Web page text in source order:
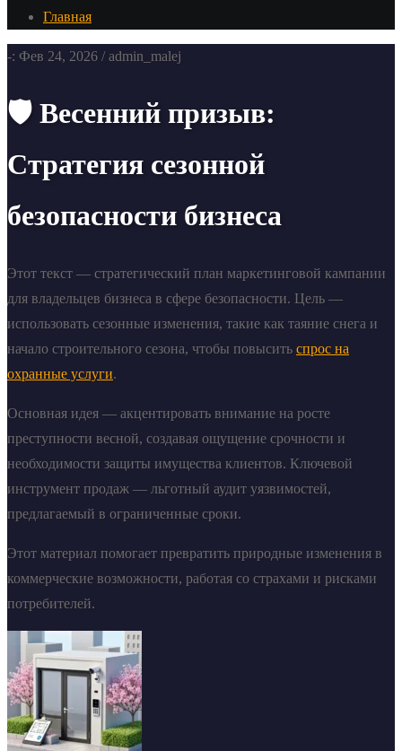
Главная
-: Фев 24, 2026 / admin_malej
🛡️ Весенний призыв:
Стратегия сезонной
безопасности бизнеса
Этот текст — стратегический план маркетинговой кампании
для владельцев бизнеса в сфере безопасности. Цель —
использовать сезонные изменения, такие как таяние снега и
начало строительного сезона, чтобы повысить спрос на
охранные услуги.
Основная идея — акцентировать внимание на росте
преступности весной, создавая ощущение срочности и
необходимости защиты имущества клиентов. Ключевой
инструмент продаж — льготный аудит уязвимостей,
предлагаемый в ограниченные сроки.
Этот материал помогает превратить природные изменения в
коммерческие возможности, работая со страхами и рисками
потребителей.